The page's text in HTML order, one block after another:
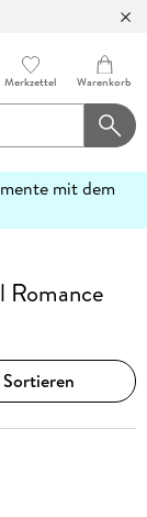
Merkzettel Warenkorb
mit dem
Romance
Sortieren